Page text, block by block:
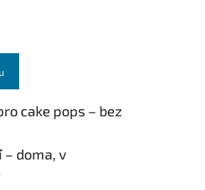
cake pops – bez
– doma, v